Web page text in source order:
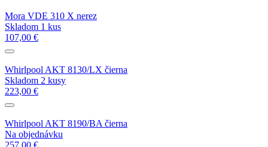
Mora VDE 310 X nerez
Skladom 1 kus
107,00 €
Whirlpool AKT 8130/LX čierna
Skladom 2 kusy
223,00 €
Whirlpool AKT 8190/BA čierna
Na objednávku
257,00 €